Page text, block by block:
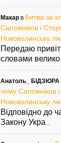
Макар в Битва за
Сапожніков і
Нововолинську
Передаю
словами велико
Анатоль_ БІДЗЮРА
чому Сапожніков
Нововолинську
Відповідно до
Закону Укра